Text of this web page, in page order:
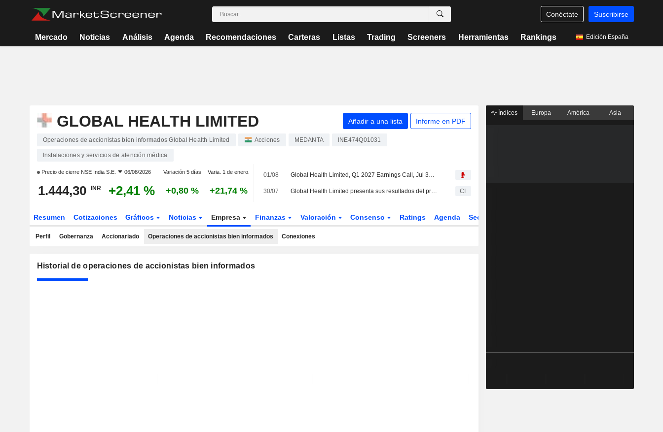
Conéctate Suscribirse
Mercado Noticias Análisis Agenda Recomendaciones Carteras Listas Trading Screeners Herramientas Rankings Edición España
GLOBAL HEALTH LIMITED Añadir a una lista Informe en PDF
Operaciones de accionistas bien informados Global Health Limited Acciones MEDANTA INE474Q01031
Instalaciones y servicios de atención médica
Precio de cierre NSE India S.E. 06/08/2026 Variación 5 días Varia. 1 de enero.
1.444,30 INR +2,41 % +0,80 % +21,74 %
01/08 Global Health Limited, Q1 2027 Earnings Call, Jul 31, 2026
30/07 Global Health Limited presenta sus resultados del primer trimestre finalizado el 30 de junio de 2026 CI
Resumen Cotizaciones Gráficos Noticias Empresa Finanzas Valoración Consenso Ratings Agenda Sector
Perfil Gobernanza Accionariado Operaciones de accionistas bien informados Conexiones
Historial de operaciones de accionistas bien informados
Índices Europa América Asia